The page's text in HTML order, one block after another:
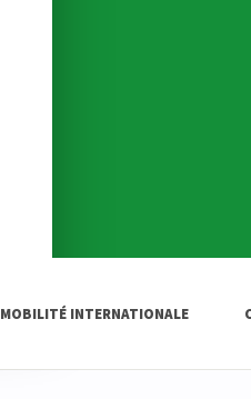
MOBILITÉ INTERNATIONALE